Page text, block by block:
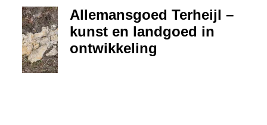
Allemansgoed Terheijl –
kunst en landgoed in
ontwikkeling